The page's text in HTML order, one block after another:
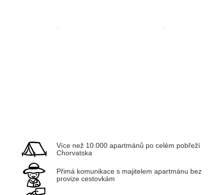
Více než 10.000 apartmánů po celém pobřeží
Chorvatska
Přimá komunikace s majitelem apartmánu bez
provize cestovkám